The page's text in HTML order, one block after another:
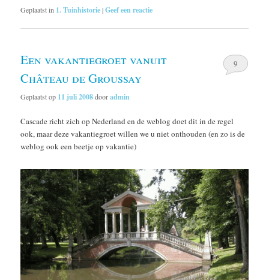
Geplaatst in 1. Tuinhistorie|Geef een reactie
Een vakantiegroet vanuit
Château de Groussay
Geplaatst op 11 juli 2008dooradmin
9
Cascade richt zich op Nederland en de weblog doet dit in de regel
ook, maar deze vakantiegroet willen we u niet onthouden (en zo is de
weblog ook een beetje op vakantie)